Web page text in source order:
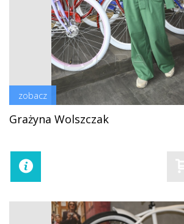
zobacz
Grażyna Wolszczak